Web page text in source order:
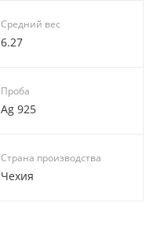
Средний вес
6.27
Проба
Ag 925
Страна производства
Чехия